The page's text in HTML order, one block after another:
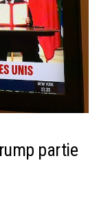
partie